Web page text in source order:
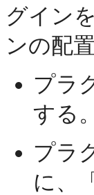
グイン
ンの配
プラ
する。
プラ
に、